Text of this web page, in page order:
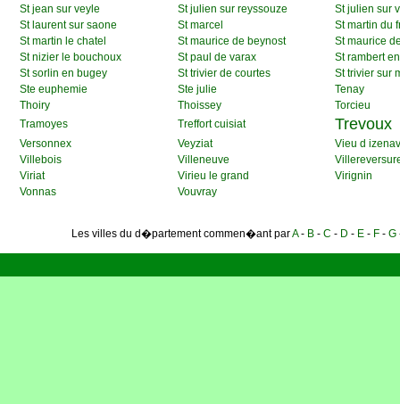
St jean sur veyle
St julien sur reyssouze
St julien sur
St laurent sur saone
St marcel
St martin du
St martin le chatel
St maurice de beynost
St maurice
St nizier le bouchoux
St paul de varax
St rambert
St sorlin en bugey
St trivier de courtes
St trivier sur
Ste euphemie
Ste julie
Tenay
Thoiry
Thoissey
Torcieu
Tramoyes
Treffort cuisiat Trevoux
Versonnex Veyziat
Vieu d
Villebois
Villeneuve
Viriat
Virieu le grand
Virignin
Vonnas
Vouvray
Les villes du d�partement commen�ant parA- B -C - D - E - F -G